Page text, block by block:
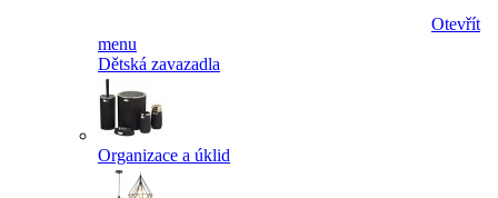
Otevřít
menu
Dětská zavazadla
Organizace a úklid